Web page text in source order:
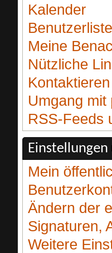
Kalender
Benutzerliste
Meine
Nützliche
Umgang
RSS-Feeds
Mein
Ändern der
Signaturen,
Weitere